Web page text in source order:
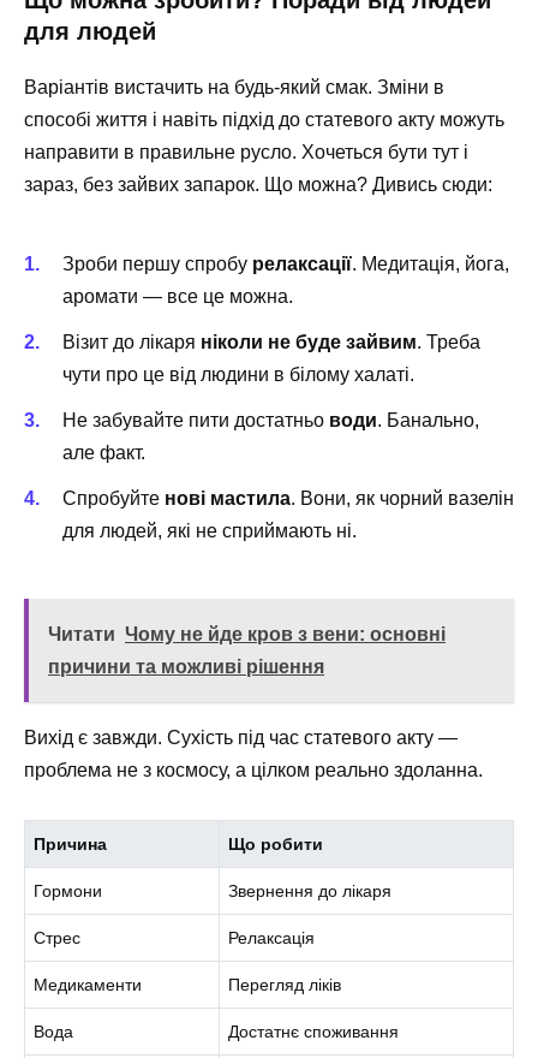
для людей
Варіантів вистачить на будь-який смак. Зміни в
способі життя і навіть підхід до статевого акту можуть
направити в правильне русло. Хочеться бути тут і
зараз, без зайвих запарок. Що можна? Дивись сюди:
Зроби першу спробу релаксації. Медитація, йога,
аромати — все це можна.
Візит до лікаря ніколи не буде зайвим. Треба
чути про це від людини в білому халаті.
Не забувайте пити достатньо води. Банально,
але факт.
Спробуйте нові мастила. Вони, як чорний вазелін
для людей, які не сприймають ні.
Читати Чому не йде кров з вени: основні
причини та можливі рішення
Вихід є завжди. Сухість під час статевого акту —
проблема не з космосу, а цілком реально здоланна.
Причина Що робити
Гормони Звернення до лікаря
Стрес Релаксація
Медикаменти Перегляд ліків
Вода Достатнє споживання